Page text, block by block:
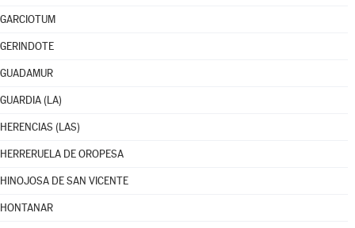
GARCIOTUM
GERINDOTE
GUADAMUR
GUARDIA (LA)
HERENCIAS (LAS)
HERRERUELA DE OROPESA
HINOJOSA DE SAN VICENTE
HONTANAR